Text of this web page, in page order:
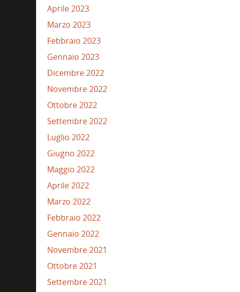
Aprile 2023
Marzo 2023
Febbraio 2023
Gennaio 2023
Dicembre 2022
Novembre 2022
Ottobre 2022
Settembre 2022
Luglio 2022
Giugno 2022
Maggio 2022
Aprile 2022
Marzo 2022
Febbraio 2022
Gennaio 2022
Novembre 2021
Ottobre 2021
Settembre 2021